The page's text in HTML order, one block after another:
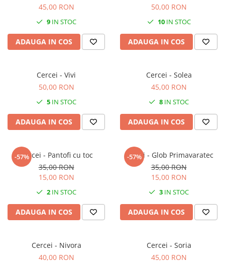
45,00 RON
9 IN STOC
ADAUGA IN COS
50,00 RON
10IN STOC
ADAUGA IN COS
Cercei - Vivi
50,00 RON
5 IN STOC
ADAUGA IN COS
Cercei - Solea
45,00 RON
8 IN STOC
ADAUGA IN COS
-57%
Cercei - Pantofi cu toc
35,00 RON
15,00 RON
2 IN STOC
ADAUGA IN COS
-57%
Cercei - Glob Primavaratec
35,00 RON
15,00 RON
3 IN STOC
ADAUGA IN COS
Cercei - Nivora
40,00 RON
Cercei - Soria
45,00 RON